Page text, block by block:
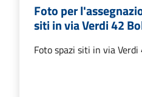
Foto per
siti in via Verdi 42
Foto spazi siti in via